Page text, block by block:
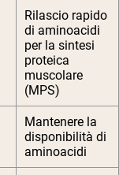
Rilascio rapido
di aminoacidi
per la sintesi
proteica
muscolare
(MPS)
Mantenere la
disponibilità di
aminoacidi